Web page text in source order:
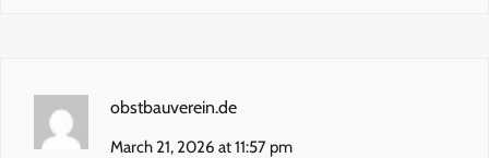
obstbauverein.de
March 21, 2026 at 11:57 pm